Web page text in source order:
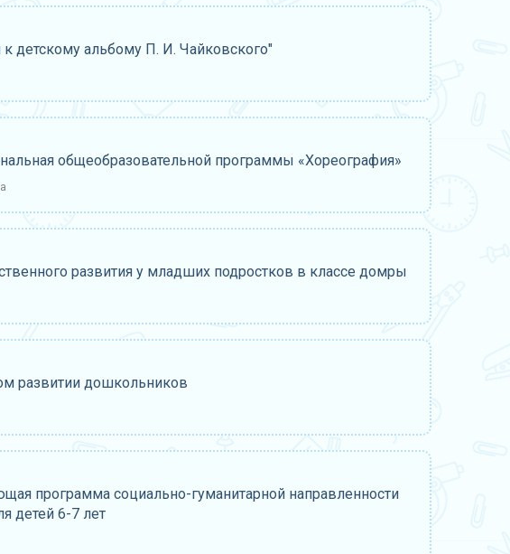
детскому альбому П. И. Чайковского"
общеобразовательной программы «Хореография»
развития у младших подростков в классе домры
развитии дошкольников
программа социально-гуманитарной направленности
детей 6-7 лет